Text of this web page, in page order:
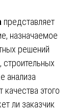
представляет
назначаемое
решений
строительных
анализа
этого
ли заказчик